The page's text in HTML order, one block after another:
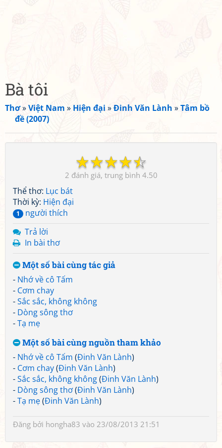
Bà tôi
Thơ»Việt Nam » Hiện đại »Đinh Văn Lành »Tâm bồ
đề (2007)
☆
☆
☆
☆
☆
2 4.50
Thể thơ: Lục bát
Thời kỳ: Hiện đại
1
người thích
Trả lời
In bài thơ
Một số bài cùng tác giả
- Nhớ về cô Tấm
- Cơm chay
-Sắc sắc, không không
- Dòng sông thơ
-Tạ mẹ
Một số bài cùng nguồn tham khảo
- Nhớ về cô Tấm (Đinh Văn Lành)
- Cơm chay(Đinh Văn Lành)
-Sắc sắc, không không(Đinh Văn Lành)
- Dòng sông thơ(Đinh Văn Lành)
-Tạ mẹ(Đinh Văn Lành)
Đăng bởi hongha83 vào 23/08/2013 21:51